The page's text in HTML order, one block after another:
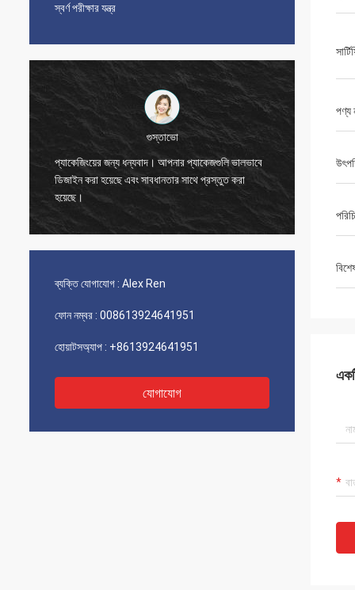
স্বর্ণ পরীক্ষার যন্ত্র
বিজেতা
ধন্যবাদ, জো।
ব্যক্তি যোগাযোগ : Alex Ren
ফোন নম্বর : 008613924641951
হোয়াটসঅ্যাপ : +8613924641951
যোগাযোগ
পণ্য